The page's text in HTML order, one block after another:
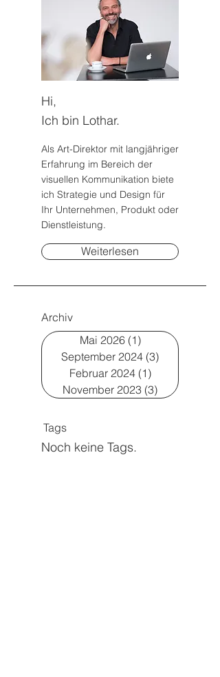
Hi,
Ich bin Lothar.
Als Art-Direktor mit langjähriger
Erfahrung im Bereich der
visuellen Kommunikation biete
ich Strategie und Design für
Ihr Unternehmen, Produkt oder
Dienstleistung.
Weiterlesen
Archiv
Mai 2026 (1)1 Beitrag
September 2024 (3)
Februar 2024 (1)1 Beitrag
November 2023 (3) 3 Beiträge
Tags
Noch keine Tags.